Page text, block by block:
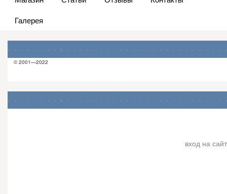
Галерея
© 2001—2022
вход на сайт